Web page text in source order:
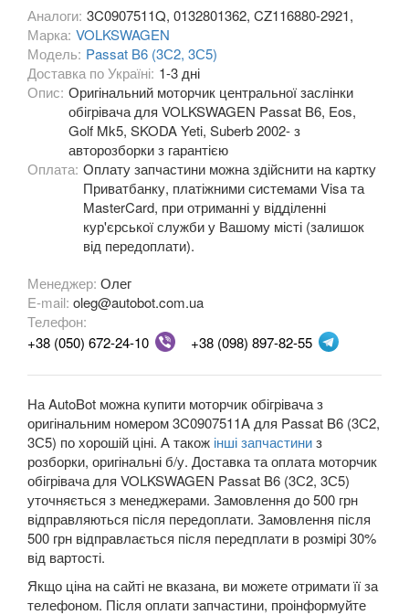
OPEL
PEUGEOT
PORSCHE keyboard_arrow_down
RENAULT
ROVER keyboard_arrow_down
keyboard_arrow_down
SKODA
SMART
SUBARU
SUZUKI keyboard_arrow_down
TESLA keyboard_arrow_down
TOYOTA keyboard_arrow_down
VOLKSWAGEN keyboard_arrow_down
Atlas
Аналоги: 3C0907511Q, 0132801362, CZ116880-2921,
Марка: VOLKSWAGEN
Модель: Passat B6 (3С2, 3С5)
Доставка по Україні: 1-3 дні
Опис: Оригінальний моторчик центральної заслінки
обігрівача для VOLKSWAGEN Passat B6, Eos,
Golf Mk5, SKODA Yeti, Suberb 2002- з
авторозборки з гарантією
Оплата: Оплату запчастини можна здійснити на картку
Приватбанку, платіжними системами Visa та
MasterCard, при отриманні у відділенні
кур'єрської служби у Вашому місті (залишок
від передоплати).
Менеджер: Олег
E-mail: oleg@autobot.com.ua
Телефон:
+38 (050) 672-24-10
+38 (098) 897-82-55
На AutoBot можна купити моторчик обігрівача з
оригінальним номером 3C0907511A для Passat B6 (3С2,
3С5) по хорошій ціні. А також інші запчастиниз
розборки, оригінальні б/у. Доставка та оплата моторчик
обігрівача для VOLKSWAGEN Passat B6 (3С2, 3С5)
уточняється з менеджерами. Замовлення до 500 грн
відправляються після передоплати. Замовлення після
500 грн відправлається після передплати в розмірі 30%
від вартості.
Якщо ціна на сайті не вказана, ви можете отримати її за
телефоном. Після оплати запчастини, проінформуйте